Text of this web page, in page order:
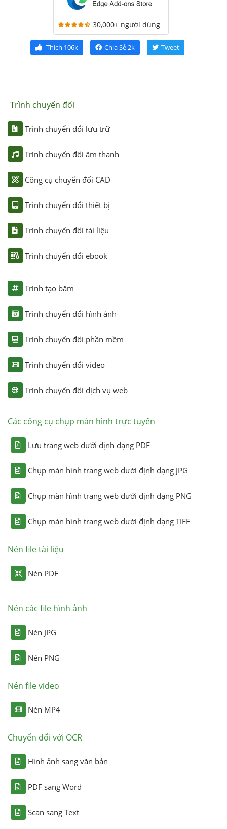
30,000+ người dùng
Thích 106k Chia Sẻ2k Tweet
Trình chuyển đổi
Trình chuyển đổi lưu trữ
Trình chuyển đổi âm thanh
Công cụ chuyển đổi CAD
Trình chuyển đổi thiết bị
Trình chuyển đổi tài liệu
Trình chuyển đổi ebook
Trình tạo băm
Trình chuyển đổi hình ảnh
Trình chuyển đổi phần mềm
Trình chuyển đổi video
Trình chuyển đổi dịch vụ web
Các công cụ chụp màn hình trực tuyến
Lưu trang web dưới định dạng PDF
Chụp màn hình trang web dưới định dạng JPG
Chụp màn hình trang web dưới định dạng PNG
Chụp màn hình trang web dưới định dạng TIFF
Nén file tài liệu
Nén PDF
Nén các file hình ảnh
Nén JPG
Nén PNG
Nén file video
Nén MP4
Chuyển đổi với OCR
Hình ảnh sang văn bản
PDF sang Word
Scan sang Text